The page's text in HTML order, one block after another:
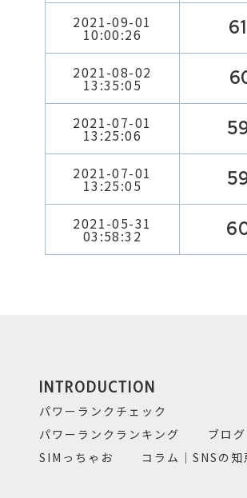
2021-09-01
10:00:26
2021-08-02
13:35:05
2021-07-01
13:25:06
2021-07-01
13:25:05
2021-05-31
03:58:32
INTRODUCTION
パワーランクチェック
パワーランクランキング
ブログ
SIMっちゃお
コラム｜SNSの知